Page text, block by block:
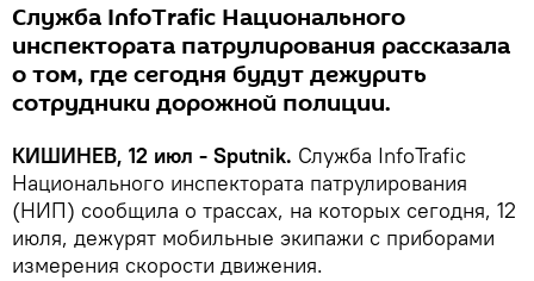
Служба InfoTrafic Национального
инспектората патрулирования рассказала
о том, где сегодня будут дежурить
сотрудники дорожной полиции.
КИШИНЕВ, 12 июл - Sputnik. Служба InfoTrafic
Национального инспектората патрулирования
(НИП) сообщила о трассах, на которых сегодня, 12
июля, дежурят мобильные экипажи с приборами
измерения скорости движения.